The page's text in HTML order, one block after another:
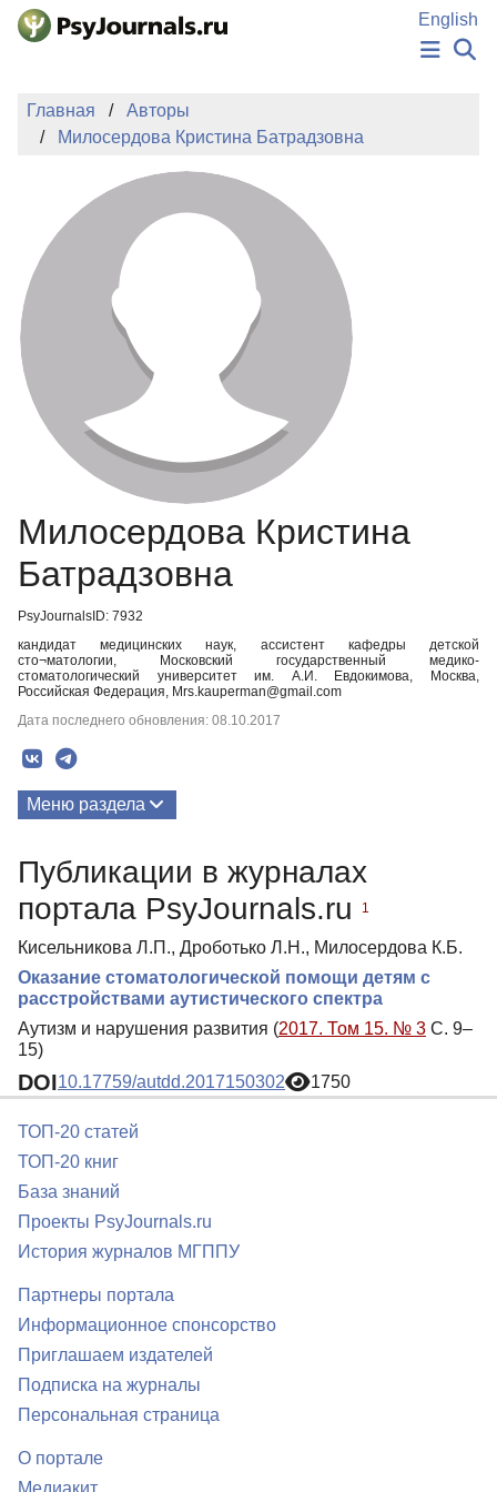
Перейти к основному содержанию
English
ИЗДАНИЯ
АВТОРЫ
ПОДАТЬ РУКОПИСЬ
БАЗА ЗНАНИЙ
КЛЮЧЕВЫЕ СЛОВА
Регистрация
Главная
Авторы
Милосердова Кристина Батрадзовна
Милосердова Кристина
Батрадзовна
PsyJournalsID: 7932
кандидат медицинских наук, ассистент кафедры детской
сто¬матологии, Московский государственный медико-
стоматологический университет им. А.И. Евдокимова, Москва,
Российская Федерация, Mrs.kauperman@gmail.com
Дата последнего обновления: 08.10.2017
Меню раздела
Публикации в журналах
портала PsyJournals.ru
1
Кисельникова Л.П., Дроботько Л.Н., Милосердова К.Б.
Оказание стоматологической помощи детям с
расстройствами аутистического спектра
Аутизм и нарушения развития (2017. Том 15. № 3 С. 9–
15)
DOI10.17759/autdd.2017150302 1750
ТОП-20 статей
ТОП-20 книг
База знаний
Проекты PsyJournals.ru
История журналов МГППУ
Партнеры портала
Информационное спонсорство
Приглашаем издателей
Подписка на журналы
Персональная страница
О портале
Медиакит